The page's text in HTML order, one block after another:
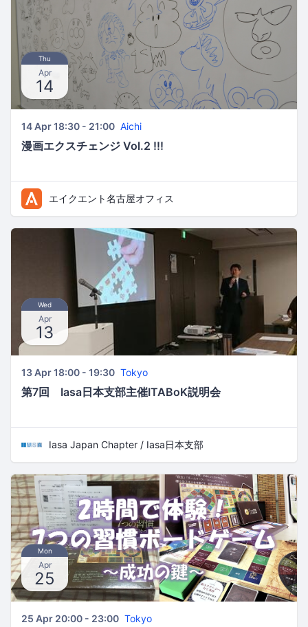
Thu
Apr
14
14 Apr 18:30 - 21:00 Aichi
漫画エクスチェンジ Vol.2 !!!
エイクエント名古屋オフィス
Wed
Apr
13
13 Apr 18:00 - 19:30 Tokyo
第7回 Iasa日本支部主催ITABoK説明会
Iasa Japan Chapter / Iasa日本支部
Mon
Apr
25
25 Apr 20:00 - 23:00 Tokyo